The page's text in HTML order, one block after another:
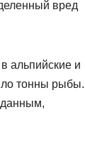
вред
альпийские и
тонны рыбы.